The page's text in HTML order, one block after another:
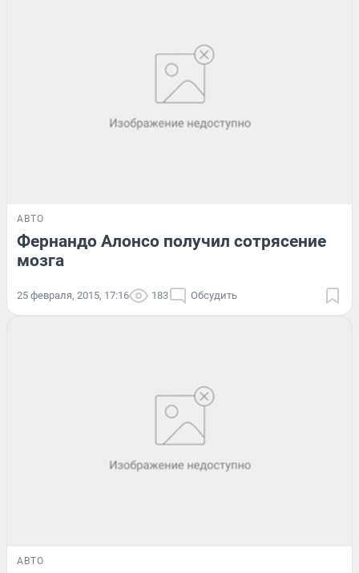
АВТО
Фернандо Алонсо получил сотрясение
мозга
25 февраля, 2015, 17:16 183 Обсудить
АВТО